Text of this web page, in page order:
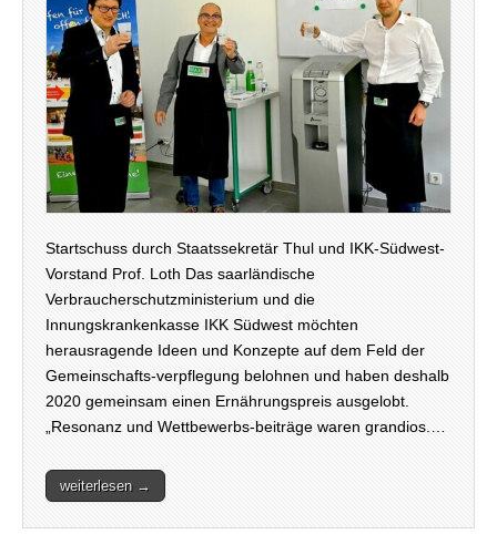
Startschuss durch Staatssekretär Thul und IKK-Südwest-
Vorstand Prof. Loth Das saarländische
Verbraucherschutzministerium und die
Innungskrankenkasse IKK Südwest möchten
herausragende Ideen und Konzepte auf dem Feld der
Gemeinschafts-verpflegung belohnen und haben deshalb
2020 gemeinsam einen Ernährungspreis ausgelobt.
„Resonanz und Wettbewerbs-beiträge waren grandios.…
weiterlesen →